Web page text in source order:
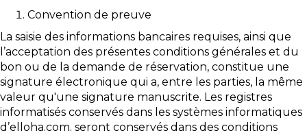
Convention de preuve
La saisie des informations bancaires requises, ainsi que
l’acceptation des présentes conditions générales et du
bon ou de la demande de réservation, constitue une
signature électronique qui a, entre les parties, la même
valeur qu'une signature manuscrite. Les registres
informatisés conservés dans les systèmes informatiques
d’elloha.com. seront conservés dans des conditions